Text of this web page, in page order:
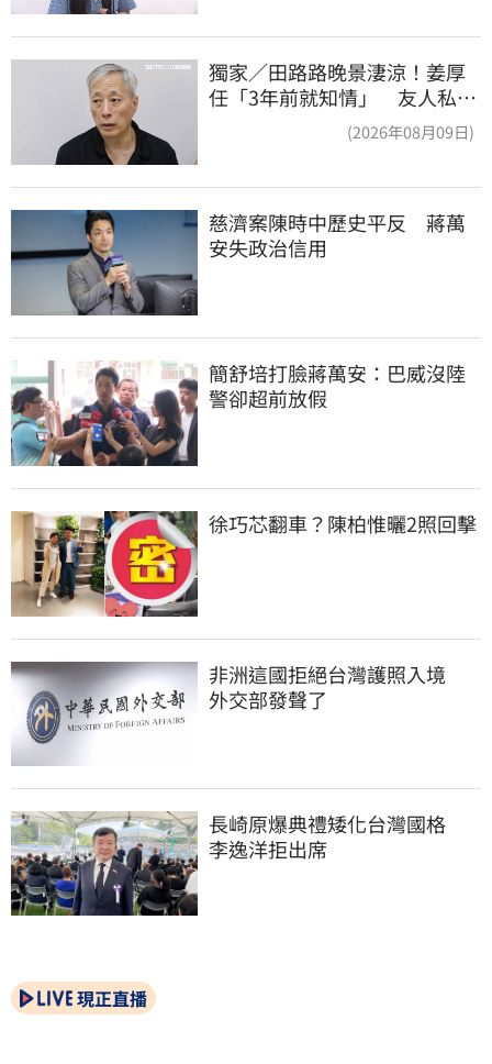
獨家／田路路晚景淒涼！姜厚
任「3年前就知情」 友人私下
(2026年08月09日)
慈濟案陳時中歷史平反　蔣萬
安失政治信用
簡舒培打臉蔣萬安：巴威沒陸
警卻超前放假
徐巧芯翻車？陳柏惟曬2照回擊
非洲這國拒絕台灣護照入境
外交部發聲了
長崎原爆典禮矮化台灣國格
李逸洋拒出席
現正直播